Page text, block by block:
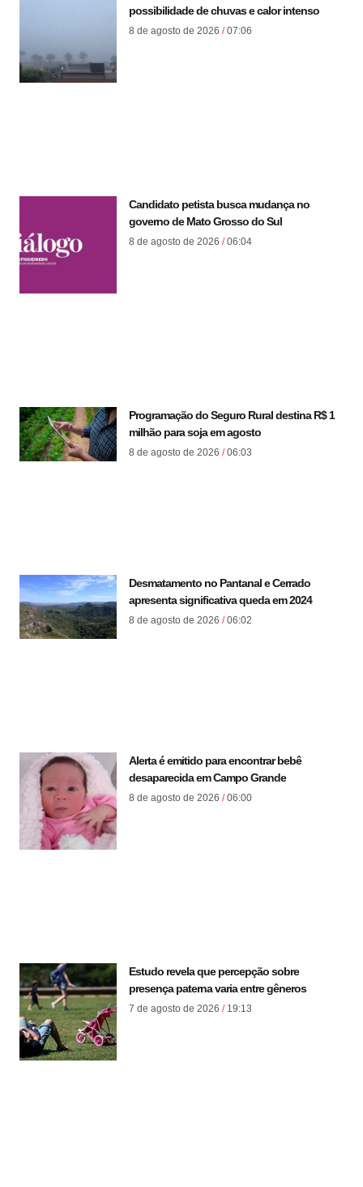
possibilidade de chuvas e calor intenso
8 de agosto de 2026 07:06
Candidato petista busca mudança no
governo de Mato Grosso do Sul
8 de agosto de 2026 06:04
Programação do Seguro Rural destina R$ 1
milhão para soja em agosto
8 de agosto de 2026 06:03
Desmatamento no Pantanal e Cerrado
apresenta significativa queda em 2024
8 de agosto de 2026 06:02
Alerta é emitido para encontrar bebê
desaparecida em Campo Grande
8 de agosto de 2026 06:00
Estudo revela que percepção sobre
presença paterna varia entre gêneros
7 de agosto de 2026 19:13